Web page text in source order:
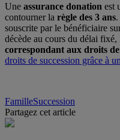
Une assurance donation est
contourner la règle des 3 ans
souscrite par le bénéficiaire
décède au cours du délai
correspondant aux droits de
droits de succession grâce à
FamilleSuccession
Partagez cet article